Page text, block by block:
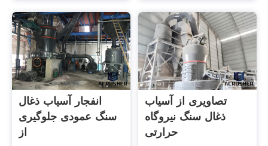
انفجار آسیاب ذغال
سنگ عمودی جلوگیری
از
تصاویری از آسیاب
ذغال سنگ نیروگاه
حرارتی